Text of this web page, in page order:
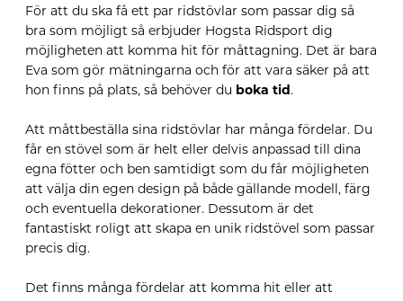
För att du ska få ett par ridstövlar som passar dig så
bra som möjligt så erbjuder Hogsta Ridsport dig
möjligheten att komma hit för måttagning. Det är bara
Eva som gör mätningarna och för att vara säker på att
hon finns på plats, så behöver du boka tid.
Att måttbeställa sina ridstövlar har många fördelar. Du
får en stövel som är helt eller delvis anpassad till dina
egna fötter och ben samtidigt som du får möjligheten
att välja din egen design på både gällande modell, färg
och eventuella dekorationer. Dessutom är det
fantastiskt roligt att skapa en unik ridstövel som passar
precis dig.
Det finns många fördelar att komma hit eller att